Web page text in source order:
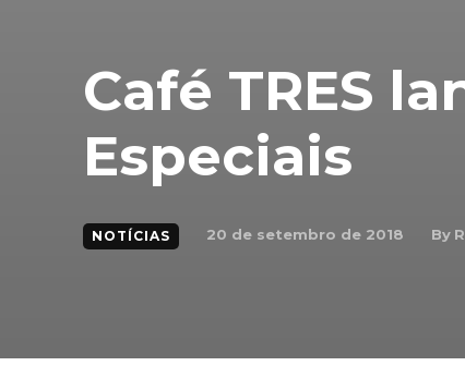
Café TRES
Especiais
NOTÍCIAS 20 de setembro de 2018 By